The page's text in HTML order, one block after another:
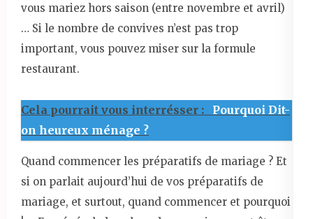
vous mariez hors saison (entre novembre et avril)
… Si le nombre de convives n’est pas trop
important, vous pouvez miser sur la formule
restaurant.
Cela pourrait vous interrésser :
Pourquoi Dit-
on heureux ménage ?
Quand commencer les préparatifs de mariage ? Et
si on parlait aujourd’hui de vos préparatifs de
mariage, et surtout, quand commencer et pourquoi